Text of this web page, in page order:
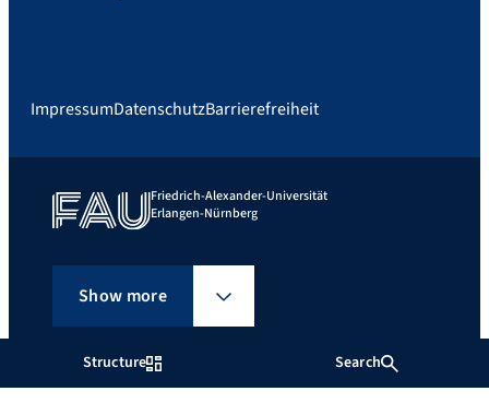
Structure Search
ImpressumDatenschutzBarrierefreiheit
Friedrich-Alexander-Universität
Erlangen-Nürnberg
Show more